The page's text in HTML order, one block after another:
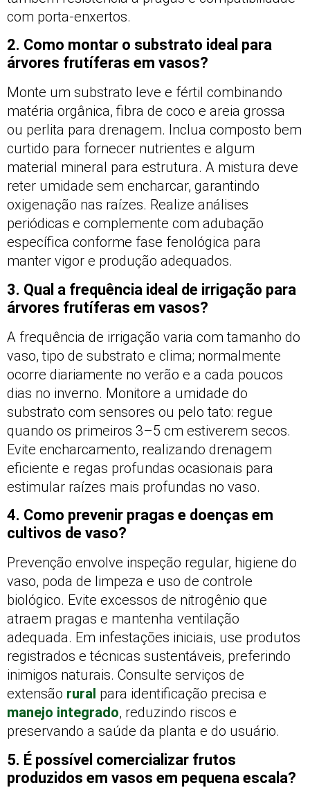
com porta-enxertos.
2. Como montar o substrato ideal para
árvores frutíferas em vasos?
Monte um substrato leve e fértil combinando
matéria orgânica, fibra de coco e areia grossa
ou perlita para drenagem. Inclua composto bem
curtido para fornecer nutrientes e algum
material mineral para estrutura. A mistura deve
reter umidade sem encharcar, garantindo
oxigenação nas raízes. Realize análises
periódicas e complemente com adubação
específica conforme fase fenológica para
manter vigor e produção adequados.
3. Qual a frequência ideal de irrigação para
árvores frutíferas em vasos?
A frequência de irrigação varia com tamanho do
vaso, tipo de substrato e clima; normalmente
ocorre diariamente no verão e a cada poucos
dias no inverno. Monitore a umidade do
substrato com sensores ou pelo tato: regue
quando os primeiros 3–5 cm estiverem secos.
Evite encharcamento, realizando drenagem
eficiente e regas profundas ocasionais para
estimular raízes mais profundas no vaso.
4. Como prevenir pragas e doenças em
cultivos de vaso?
Prevenção envolve inspeção regular, higiene do
vaso, poda de limpeza e uso de controle
biológico. Evite excessos de nitrogênio que
atraem pragas e mantenha ventilação
adequada. Em infestações iniciais, use produtos
registrados e técnicas sustentáveis, preferindo
inimigos naturais. Consulte serviços de
extensão rural para identificação precisa e
manejo integrado, reduzindo riscos e
preservando a saúde da planta e do usuário.
5. É possível comercializar frutos
produzidos em vasos em pequena escala?